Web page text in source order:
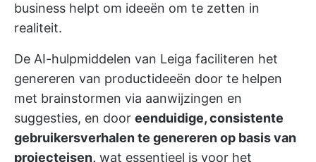
business helpt om ideeën om te zetten in
realiteit.
De AI-hulpmiddelen van Leiga faciliteren het
genereren van productideeën door te helpen
met brainstormen via aanwijzingen en
suggesties, en door eenduidige, consistente
gebruikersverhalen te genereren op basis van
projecteisen, wat essentieel is voor het